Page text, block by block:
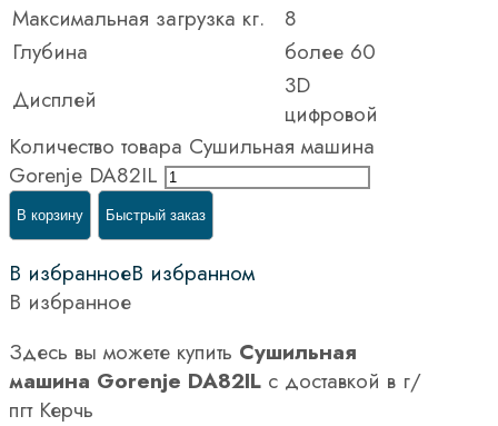
Максимальная загрузка кг.
8
Глубина
более 60
Дисплей
3D
цифровой
Количество товара Сушильная машина
Gorenje DA82IL
В корзину Быстрый заказ
В избранноеВ избранном
В избранное
Здесь вы можете купить Сушильная
машина Gorenje DA82IL с доставкой в г/
пгт Керчь